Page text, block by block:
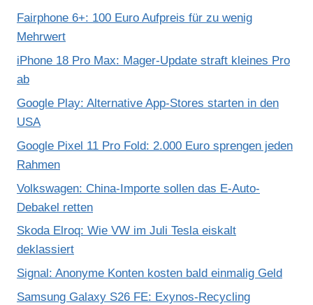
Fairphone 6+: 100 Euro Aufpreis für zu wenig
Mehrwert
iPhone 18 Pro Max: Mager-Update straft kleines Pro
ab
Google Play: Alternative App-Stores starten in den
USA
Google Pixel 11 Pro Fold: 2.000 Euro sprengen jeden
Rahmen
Volkswagen: China-Importe sollen das E-Auto-
Debakel retten
Skoda Elroq: Wie VW im Juli Tesla eiskalt
deklassiert
Signal: Anonyme Konten kosten bald einmalig Geld
Samsung Galaxy S26 FE: Exynos-Recycling